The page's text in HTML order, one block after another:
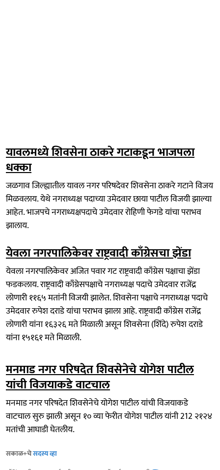
यावलमध्ये शिवसेना ठाकरे गटाकडून भाजपला
धक्का
जळगाव जिल्ह्यातील यावल नगर परिषदेवर शिवसेना ठाकरे गटाने विजय
मिळवलाय. येथे नगराध्यक्ष पदाच्या उमेदवार छाया पाटील विजयी झाल्या
आहेत. भाजपचे नगराध्यक्षपदाचे उमेदवार रोहिणी फेगडे यांचा पराभव
झालाय.
येवला नगरपालिकेवर राष्ट्रवादी काँग्रेसचा झेंडा
येवला नगरपालिकेवर अजित पवार गट राष्ट्रवादी काँग्रेस पक्षाचा झेंडा
फडकलाय. राष्ट्रवादी काँग्रेसपक्षाचे नगराध्यक्ष पदाचे उमेदवार राजेंद्र
लोणारी ११६५ मतांनी विजयी झालेत. शिवसेना पक्षाचे नगराध्यक्ष पदाचे
उमेदवार रुपेश दराडे यांचा पराभव झाला आहे. राष्ट्रवादी काँग्रेस राजेंद्र
लोणारी यांना १६३२६ मते मिळाली असून शिवसेना (शिंदे) रुपेश दराडे
यांना १५१६१ मते मिळाली.
मनमाड नगर परिषदेत शिवसेनेचे योगेश पाटील
यांची विजयाकडे वाटचाल
मनमाड नगर परिषदेत शिवसेनेचे योगेश पाटील यांची विजयाकडे
वाटचाल सुरु झाली असून १० व्या फेरीत योगेश पाटील यांनी 212 २१२४
मतांची आघाडी घेतलीय.
सकाळ+चेसदस्य व्हा